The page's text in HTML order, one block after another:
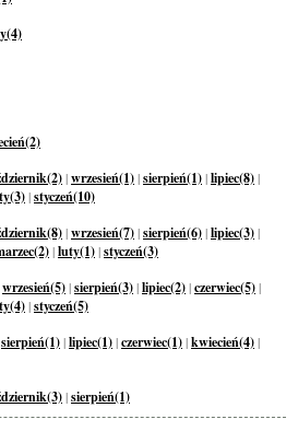
|wrzesień(1)|sierpień(1)|lipiec(8)|
|styczeń(10)
|wrzesień(7)|sierpień(6)|lipiec(3)|
|luty(1)|styczeń(3)
wrzesień(5)|sierpień(3)|lipiec(2)|czerwiec(5)|
|styczeń(5)
sierpień(1)|lipiec(1)|czerwiec(1)|kwiecień(4)|
|sierpień(1)